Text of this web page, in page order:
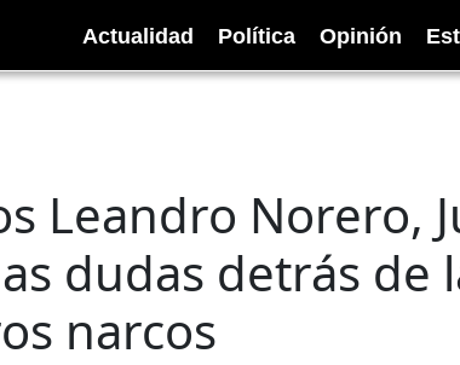
Actualidad Política Opinión
Leandro Norero,
dudas detrás de
narcos